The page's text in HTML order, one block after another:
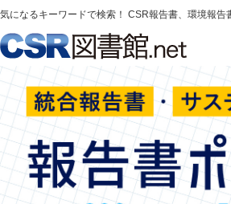
気になるキーワードで検索！ CSR報告書、環境報告